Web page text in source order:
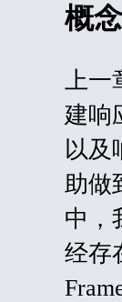
概念
上
建响
以及
助做
中，
经存